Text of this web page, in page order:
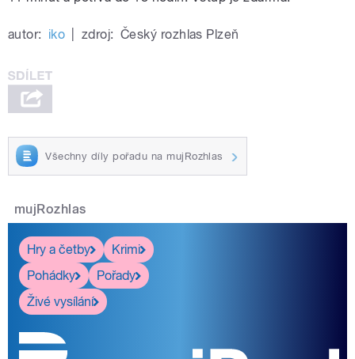
autor: iko zdroj: Český rozhlas Plzeň
Všechny díly pořadu na mujRozhlas
mujRozhlas
Hry a četby
Krimi
Pohádky
Pořady
Živé vysílání